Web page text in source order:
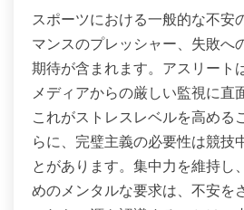
スポーツにおける一般的な不安
マンスのプレッシャー、失敗へ
期待が含まれます。アスリート
メディアからの厳しい監視に直
これがストレスレベルを高める
らに、完璧主義の必要性は競技
とがあります。集中力を維持し
めのメンタルな要求は、不安を